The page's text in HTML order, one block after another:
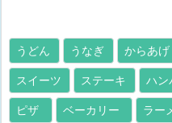
うどん うなぎ からあげ
スイーツ ステーキ ハン
ピザ ベーカリー ラー